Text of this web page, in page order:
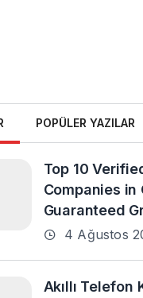
POPÜLER YAZILAR
Top 10
Companies in
Guaranteed
4 Ağustos
Akıllı Telefon